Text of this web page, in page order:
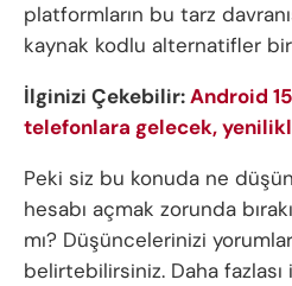
platformların bu tarz
kaynak kodlu alternatifler
İlginizi Çekebilir:Android
telefonlara gelecek,
Peki siz bu konuda ne
hesabı açmak zorunda
mı? Düşüncelerinizi
belirtebilirsiniz. Daha